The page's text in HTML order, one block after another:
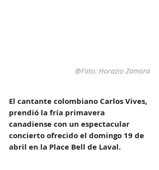
@Foto: Horazio Zamora
El cantante colombiano Carlos Vives,
prendió la fría primavera
canadiense con un espectacular
concierto ofrecido el domingo 19 de
abril en la Place Bell de Laval.